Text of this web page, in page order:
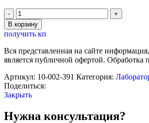
Количество
товара
Лабораторная
установка
"Определение
коэффициента
скольжения"
Нау-
Ра
В корзину
получить кп
Вся представленная на сайте
является публичной офертой. Обработка
Артикул: 10-002-391 Категория:
Поделиться:
Закрыть
Нужна консультация?